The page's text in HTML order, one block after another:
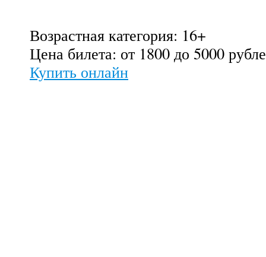
Возрастная категория: 16+
Цена билета: от 1800 до 5000
Купить онлайн